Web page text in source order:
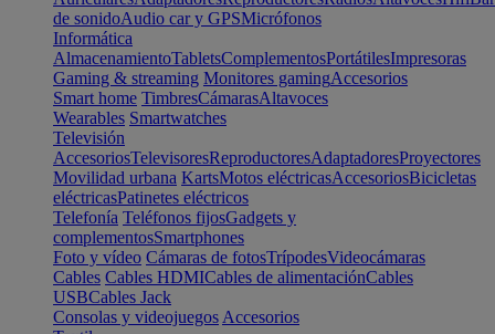
de sonidoAudio car y GPSMicrófonos
Informática
AlmacenamientoTabletsComplementosPortátilesImpresoras
Gaming & streaming Monitores gamingAccesorios
Smart home TimbresCámarasAltavoces
Wearables Smartwatches
Televisión
AccesoriosTelevisoresReproductoresAdaptadoresProyectores
Movilidad urbana KartsMotos eléctricasAccesoriosBicicletas
eléctricasPatinetes eléctricos
Telefonía Teléfonos fijosGadgets y
complementosSmartphones
Foto y vídeo Cámaras de fotosTrípodesVideocámaras
Cables Cables HDMICables de alimentaciónCables
USBCables Jack
Consolas y videojuegos Accesorios